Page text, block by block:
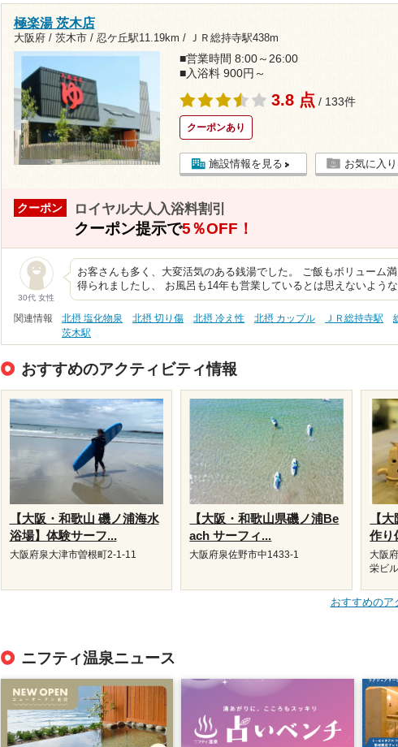
極楽湯 茨木店
大阪府 / 茨木市 / 忍ケ丘駅11.19km / ＪＲ総持寺駅438m
■営業時間 8:00～26:00
■入浴料 900円～
3.8 点 / 133件
クーポンあり
施設情報を見る お気に入
クーポン ロイヤル大人入浴料割引
クーポン提示で5％OFF！
30代 女性
お客さんも多く、大変活気のある銭湯でした。 ご飯もボリューム
得られましたし、 お風呂も14年も営業しているとは思えないよう
関連情報 北摂 塩化物泉 北摂 切り傷 北摂 冷え性 北摂 カップル ＪＲ総持寺駅
茨木駅
おすすめのアクティビティ情報
【大阪・和歌山 磯ノ浦海水
浴場】体験サーフ...
大阪府泉大津市曽根町2-1-11
【大阪・和歌山県磯ノ浦Be
ach サーフィ...
大阪府泉佐野市中1433-1
【
作
大阪
栄ビ
おすすめのア
ニフティ温泉ニュース